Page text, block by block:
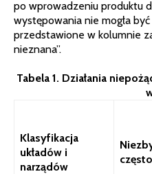
po wprowadzeniu produktu
występowania nie mogła
przedstawione w kolumnie
nieznana”.
Tabela 1. Działania
Klasyfikacja
układów i
narządów
często